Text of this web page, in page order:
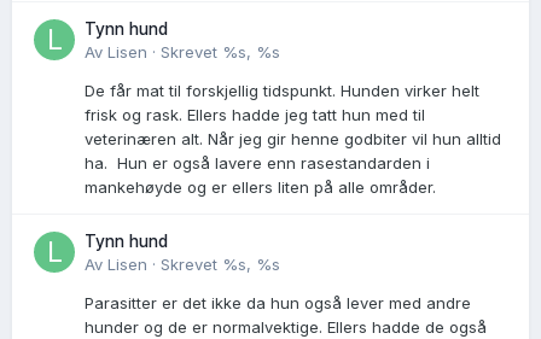
Tynn hund
Av Lisen · Skrevet %s, %s
De får mat til forskjellig tidspunkt. Hunden virker helt
frisk og rask. Ellers hadde jeg tatt hun med til
veterinæren alt. Når jeg gir henne godbiter vil hun alltid
ha. Hun er også lavere enn rasestandarden i
mankehøyde og er ellers liten på alle områder.
Tynn hund
Av Lisen · Skrevet %s, %s
Parasitter er det ikke da hun også lever med andre
hunder og de er normalvektige. Ellers hadde de også